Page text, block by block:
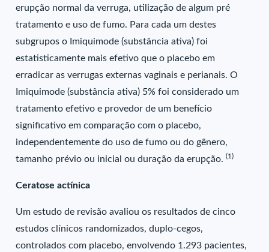
erupção normal da verruga, utilização de algum pré
tratamento e uso de fumo. Para cada um destes
subgrupos o Imiquimode (substância ativa) foi
estatisticamente mais efetivo que o placebo em
erradicar as verrugas externas vaginais e perianais. O
Imiquimode (substância ativa) 5% foi considerado um
tratamento efetivo e provedor de um benefício
significativo em comparação com o placebo,
independentemente do uso de fumo ou do gênero,
tamanho prévio ou inicial ou duração da erupção.(1)
Ceratose actínica
Um estudo de revisão avaliou os resultados de cinco
estudos clínicos randomizados, duplo-cegos,
controlados com placebo, envolvendo 1.293 pacientes,